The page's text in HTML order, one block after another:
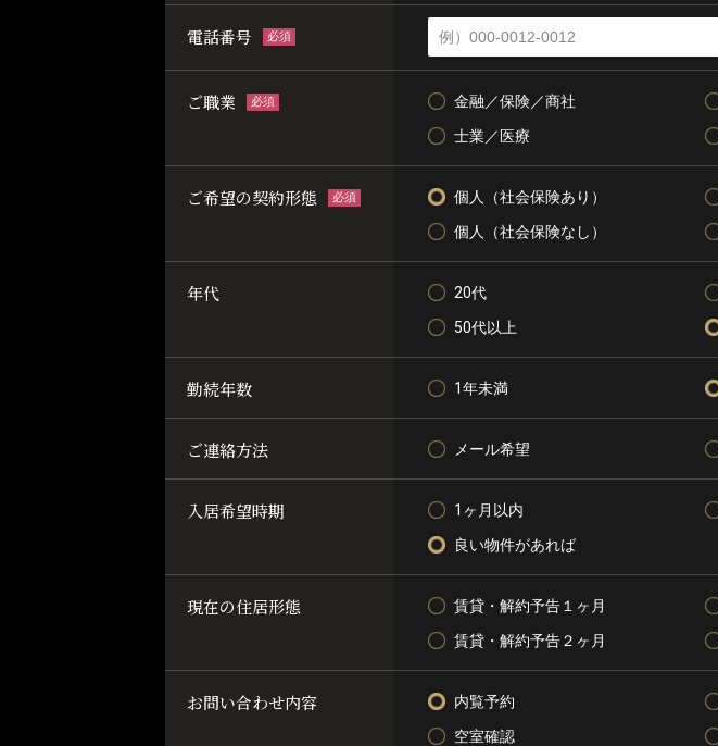
電話番号 必須
ご職業 必須 金融／保険／商社
士業／医療
ご希望の契約形態 必須 個人（社会保険あり）
個人（社会保険なし）
年代 20代
50代以上
勤続年数 1年未満
ご連絡方法 メール希望
入居希望時期 1ヶ月以内
良い物件があれば
現在の住居形態 賃貸・解約予告１ヶ月
賃貸・解約予告２ヶ月
お問い合わせ内容 内覧予約
空室確認